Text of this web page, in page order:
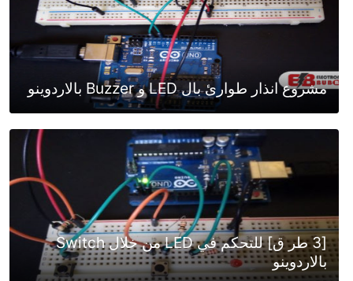
مشروع انذار طوارئ بال LED و Buzzer بالاردوينو
[3 طر ق] للتحكم في LED من خلال Switch
بالاردوينو